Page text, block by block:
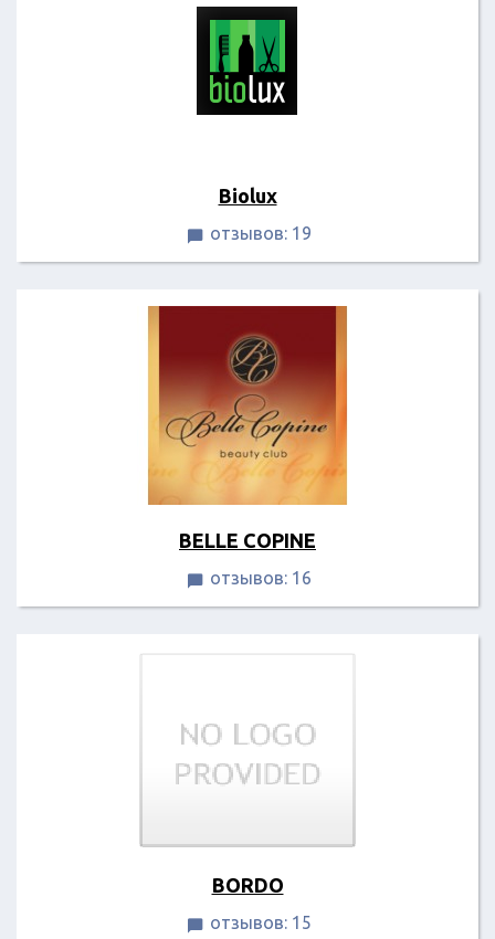
Biolux
 отзывов: 19
BELLE COPINE
 отзывов: 16
BORDO
 отзывов: 15